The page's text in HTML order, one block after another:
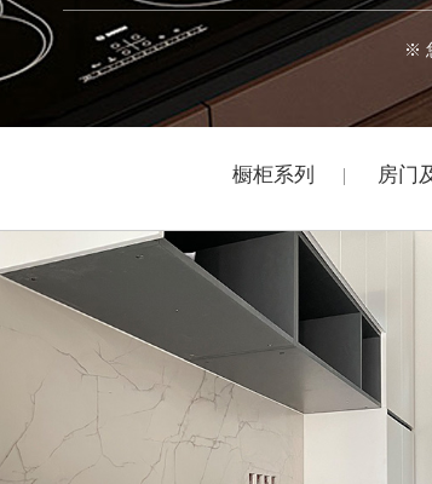
※
橱柜系列 房门